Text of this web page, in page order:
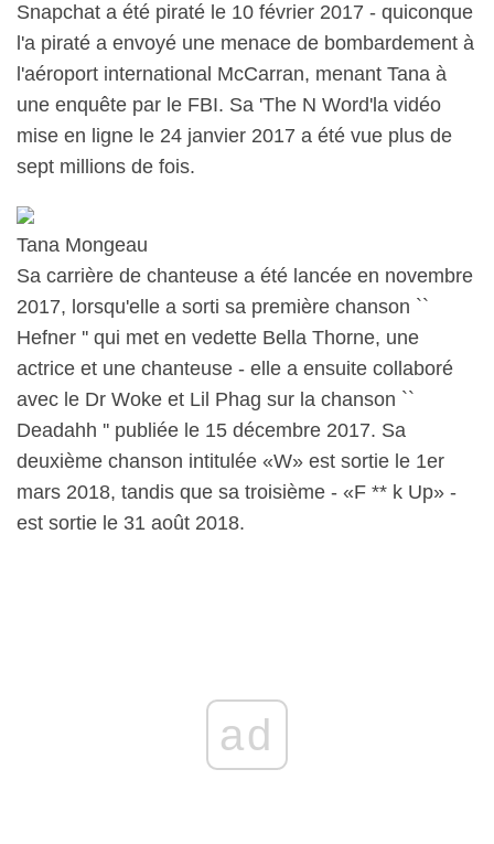
Snapchat a été piraté le 10 février 2017 - quiconque
l'a piraté a envoyé une menace de bombardement à
l'aéroport international McCarran, menant Tana à
une enquête par le FBI. Sa 'The N Word'la vidéo
mise en ligne le 24 janvier 2017 a été vue plus de
sept millions de fois.
Tana Mongeau
Sa carrière de chanteuse a été lancée en novembre
2017, lorsqu'elle a sorti sa première chanson ``
Hefner '' qui met en vedette Bella Thorne, une
actrice et une chanteuse - elle a ensuite collaboré
avec le Dr Woke et Lil Phag sur la chanson ``
Deadahh '' publiée le 15 décembre 2017. Sa
deuxième chanson intitulée «W» est sortie le 1er
mars 2018, tandis que sa troisième - «F ** k Up» -
est sortie le 31 août 2018.
ad